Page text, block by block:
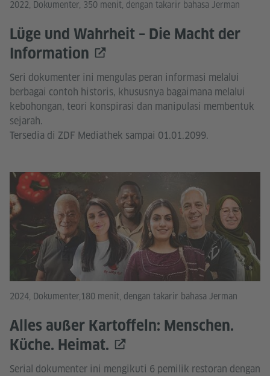
2022, Dokumenter, 350 menit, dengan takarir bahasa Jerman
Lüge und Wahrheit – Die Macht der
Information
Seri dokumenter ini mengulas peran informasi melalui
berbagai contoh historis, khususnya bagaimana melalui
kebohongan, teori konspirasi dan manipulasi membentuk
sejarah.
Tersedia di ZDF Mediathek sampai 01.01.2099.
2024, Dokumenter,180 menit, dengan takarir bahasa Jerman
Alles außer Kartoffeln: Menschen.
Küche. Heimat.
Serial dokumenter ini mengikuti 6 pemilik restoran dengan